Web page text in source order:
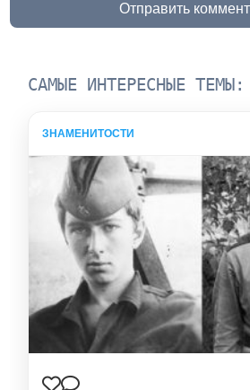
Отправить
САМЫЕ ИНТЕРЕСНЫЕ ТЕМЫ:
ЗНАМЕНИТОСТИ